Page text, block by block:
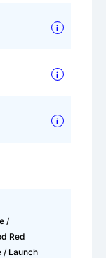
i
i
i
/
Red
/ Launch